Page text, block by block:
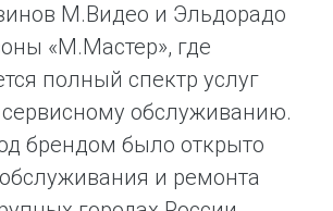
М.Видео и Эльдорадо
«М.Мастер», где
полный спектр услуг
обслуживанию.
брендом было открыто
и ремонта